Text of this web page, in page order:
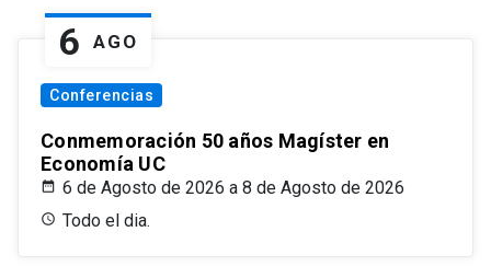
6 AGO
Conferencias
Conmemoración 50 años Magíster en
Economía UC
6 de Agosto de 2026 a 8 de Agosto de 2026
Todo el dia.